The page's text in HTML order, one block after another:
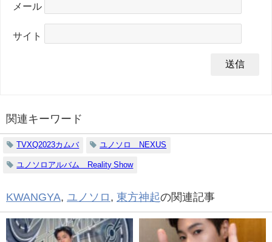
メール
サイト
関連キーワード
TVXQ2023カムバ ユノソロ NEXUS
ユノソロアルバム Reality Show
KWANGYA, ユノソロ , 東方神起の関連記事